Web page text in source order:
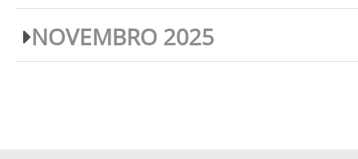
NOVEMBRO 2025